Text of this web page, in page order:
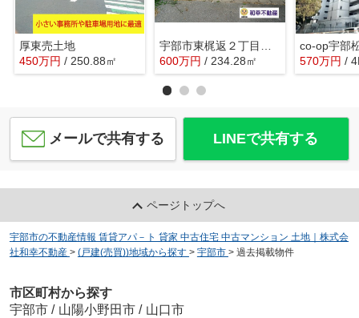
厚東売土地
450万円 / 250.88㎡
宇部市東梶返２丁目売土地
600万円 / 234.28㎡
co-op宇部
570万円 /
メールで共有する LINEで共有する
ページトップへ
宇部市の不動産情報 賃貸アパ－ト 貸家 中古住宅 中古マンション 土地｜株式会
社和幸不動産 > (戸建(売買))地域から探す > 宇部市 > 過去掲載物件
市区町村から探す
宇部市 / 山陽小野田市 / 山口市